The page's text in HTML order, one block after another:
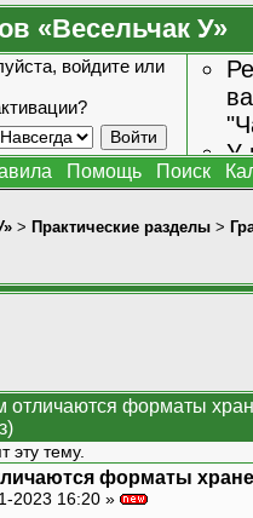
«Весельчак У»
войдите или
У
Помощь Поиск
> Практические разделы >
отличаются форматы
эту тему.
форматы
2023 16:20 »